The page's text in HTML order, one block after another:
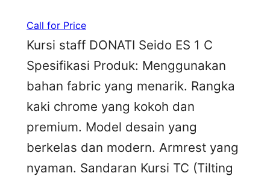
Call for Price
Kursi staff DONATI Seido ES 1 C
Spesifikasi Produk: Menggunakan
bahan fabric yang menarik. Rangka
kaki chrome yang kokoh dan
premium. Model desain yang
berkelas dan modern. Armrest yang
nyaman. Sandaran Kursi TC (Tilting